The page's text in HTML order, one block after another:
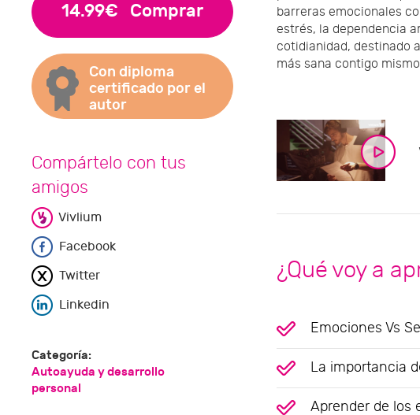
barreras emocionales
estrés, la dependencia
cotidianidad, destinado
más sana contigo
¿Qué voy a
Emociones Vs
La importancia
Aprender de los
14.99€ Comprar
Con diploma
certificado por el
autor
Compártelo con tus
amigos
Vivlium
Facebook
Twitter
Linkedin
Categoría:
Autoayuda y desarrollo
personal